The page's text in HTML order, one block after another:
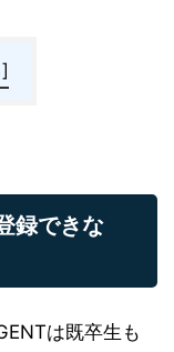
]
録できな
は既卒生も